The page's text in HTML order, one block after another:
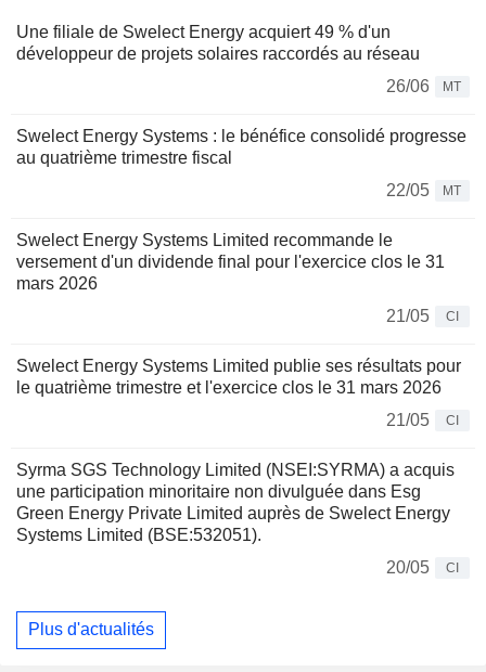
Une filiale de Swelect Energy acquiert 49 % d'un
développeur de projets solaires raccordés au réseau
26/06
MT
Swelect Energy Systems : le bénéfice consolidé progresse
au quatrième trimestre fiscal
22/05
MT
Swelect Energy Systems Limited recommande le
versement d'un dividende final pour l'exercice clos le 31
mars 2026
21/05
CI
Swelect Energy Systems Limited publie ses résultats pour
le quatrième trimestre et l'exercice clos le 31 mars 2026
21/05
CI
Syrma SGS Technology Limited (NSEI:SYRMA) a acquis
une participation minoritaire non divulguée dans Esg
Green Energy Private Limited auprès de Swelect Energy
Systems Limited (BSE:532051).
20/05
CI
Plus d'actualités